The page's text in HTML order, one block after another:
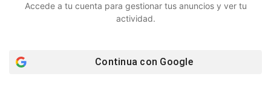
Accede a tu cuenta para gestionar tus anuncios y ver tu
actividad.
Continua con Google